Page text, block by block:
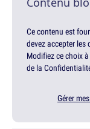
Ce contenu est
devez accepter
Modifiez ce choix
de la
Gérer